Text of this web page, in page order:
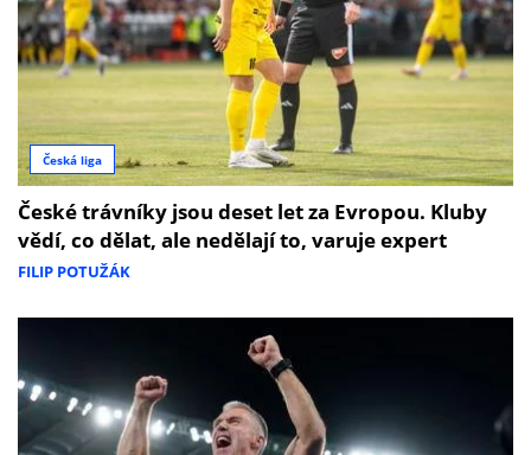
Česká liga
České trávníky jsou deset let za Evropou. Kluby
vědí, co dělat, ale nedělají to, varuje expert
FILIP POTUŽÁK